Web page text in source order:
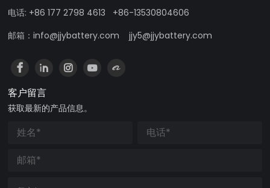
电话: +86 177 2798 4613 +86-13530804606
邮箱：info@jjybattery.com jjy5@jjybattery.com
客户留言
获取最新的产品信息。